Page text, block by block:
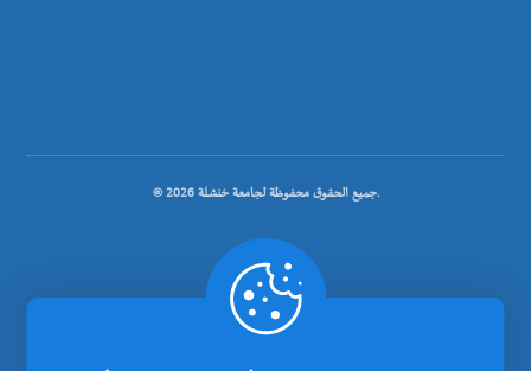
© جميع الحقوق محفوظة لجامعة خنشلة 2026.
.